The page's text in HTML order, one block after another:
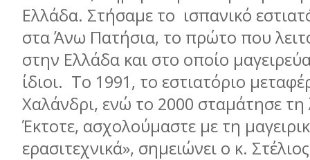
Ελλάδα. Στήσαμε το ισπανικό
στα Άνω Πατήσια, το πρώτο που
στην Ελλάδα και στο οποίο
ίδιοι. Το 1991, το εστιατόριο
Χαλάνδρι, ενώ το 2000 σταμάτησε τη
Έκτοτε, ασχολούμαστε με τη
ερασιτεχνικά», σημειώνει ο κ.